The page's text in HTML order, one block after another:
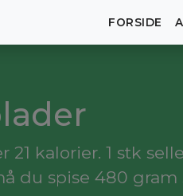
FORSIDE
kalorier. 1 stk
du spise 480 gram